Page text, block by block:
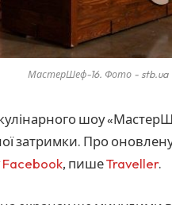
МастерШеф-16. Фото - stb.ua
шоу
затримки. Про
Facebook, пишеTraveller.